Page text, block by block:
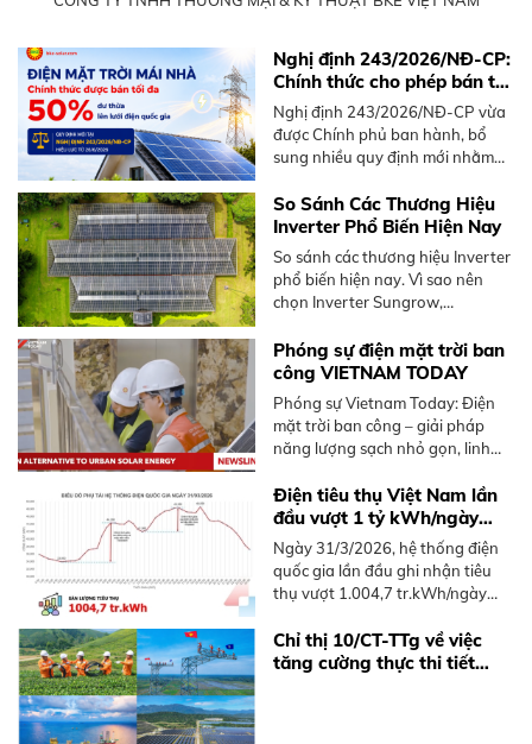
Nghị định 243/2026/NĐ-CP:
Chính thức cho phép bán tối
đa 50% điện mặt trời mái
nhà dư thừa
Nghị định 243/2026/NĐ-CP vừa
được Chính phủ ban hành, bổ
sung nhiều quy định mới nhằm
mái nhà, nổi bật là cơ chế bán
điện dư lên lưới.
So Sánh Các Thương Hiệu
Inverter Phổ Biến Hiện Nay
So sánh các thương hiệu Inverter
phổ biến hiện nay. Vì sao nên
chọn Inverter Sungrow,
từ BKE Solar.
Phóng sự điện mặt trời ban
công VIETNAM TODAY
Phóng sự Vietnam Today: Điện
mặt trời ban công – giải pháp
năng lượng sạch nhỏ gọn, linh
cư tại Việt Nam, không cần mái
nhà rộng.
Điện tiêu thụ Việt Nam lần
đầu vượt 1 tỷ kWh/ngày
năm 2026
Ngày 31/3/2026, hệ thống điện
quốc gia lần đầu ghi nhận tiêu
thụ vượt 1.004,7 tr.kWh/ngày
Tìm hiểu xu hướng và giải pháp
điện mặt trời mái nhà.
Chỉ thị 10/CT-TTg về việc
tăng cường thực thi tiết